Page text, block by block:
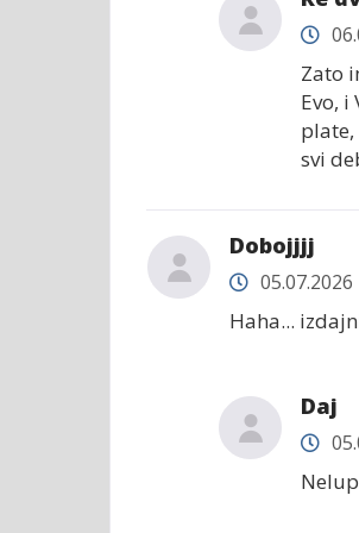
Zato
Evo,
svi
Dobojjjj
05.07.2026
Haha...
Daj